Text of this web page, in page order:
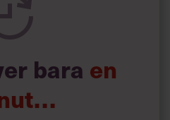
bara en